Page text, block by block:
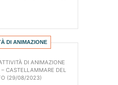
DI ANIMAZIONE
DI ANIMAZIONE
CASTELLAMMARE DEL
(29/08/2023)